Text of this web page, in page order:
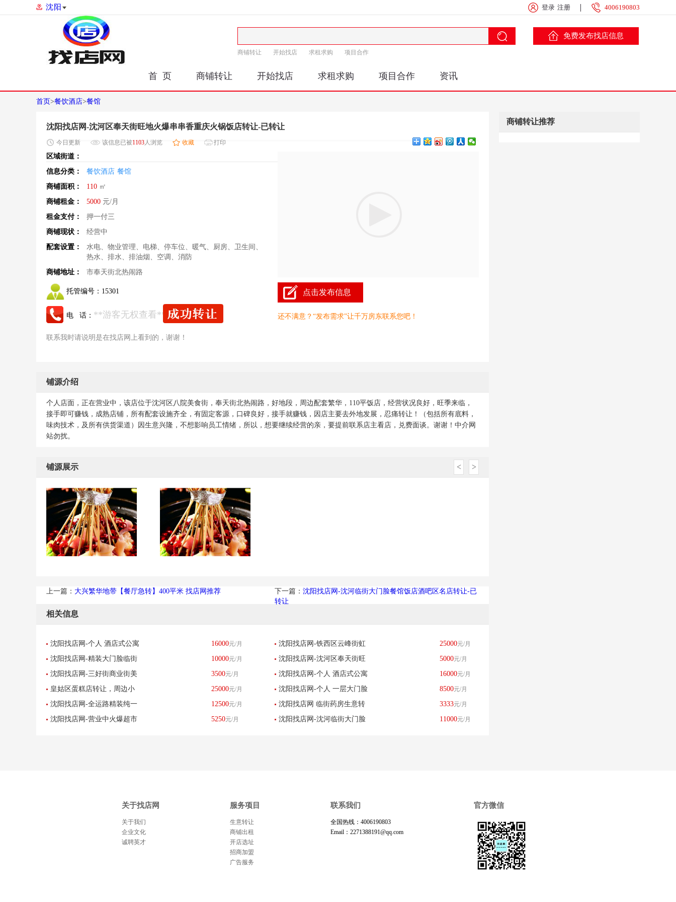
沈阳 登录 注册 4006190803
商铺转让 开始找店 求租求购 项目合作
免费发布找店信息
首 页 商铺转让 开始找店 求租求购 项目合作 资讯
首页>餐饮酒店>餐馆
沈阳找店网-沈河区奉天街旺地火爆串串香重庆火锅饭店转让-已转让
今日 更新 该信息已被1103人浏览 收藏 打印
区域街道：
信息分类：
餐饮酒店 餐馆
商铺面积：
110 ㎡
商铺租金：
5000 元/月
租金支付：
押一付三
商铺现状：
经营中
配套设置：
水电、物业管理、电梯、停车位、暖气、厨房、卫生间、
热水、排水、排油烟、空调、消防
商铺地址：
市奉天街北热闹路
托管编号： 15301
电 话： **游客无权查看**
联系我时请说明是在找店网上看到的，谢谢！
点击发布信息
还不满意？“发布需求”让千万房东联系您吧！
铺源介绍
个人店面，正在营业中，该店位于沈河区八院美食街，奉天街北热闹路，好地段，周边配套繁华，110平饭店，经营状况良好，旺季来临，
接手即可赚钱，成熟店铺，所有配套设施齐全，有固定客源，口碑良好，接手就赚钱，因店主要去外地发展，忍痛转让！（包括所有底料，
味肉技术，及所有供货渠道）因生意兴隆，不想影响员工情绪，所以，想要继续经营的亲，要提前联系店主看店，兑费面谈。谢谢！中介网
站勿扰。
铺源展示 < >
上一篇： 大兴繁华地带【餐厅急转】400平米 找店网推荐 下一篇： 沈阳找店网-沈河临街大门脸餐馆饭店酒吧区名店转让-已
转让
相关信息
沈阳找店网-个人 酒店式公寓
转让-已转让
16000元/月 沈阳找店网-铁西区云峰街虹
桥路交叉口超市转让-已转让
25000元/月
沈阳找店网-精装大门脸临街
饭店出兑 旺铺转让-已转让
10000元/月 沈阳找店网-沈河区奉天街旺
地火爆串串香重庆火锅饭店
5000元/月
沈阳找店网-三好街商业街美
甲店出兑转让-已转让
3500元/月 沈阳找店网-个人 酒店式公寓
转让出兑 沈阳站太原街 旺地
16000元/月
皇姑区蛋糕店转让，周边小
区较多交通便利
25000元/月 沈阳找店网-个人 一层大门脸
烤肉店转让餐饮酒楼-已转让
8500元/月
沈阳找店网-全运路精装纯一
层饭店出兑，旺铺出兑-已转
12500元/月 沈阳找店网 临街药房生意转
让-已转让
3333元/月
沈阳找店网-营业中火爆超市 5250元/月 沈阳找店网-沈河临街大门脸 11000元/月
商铺转让推荐
关于找店网
关于我们
企业文化
诚聘英才
服务项目
生意转让
商铺出租
开店选址
招商加盟
广告服务
联系我们
全国热线：4006190803
Email：2271388191@qq.com
官方微信